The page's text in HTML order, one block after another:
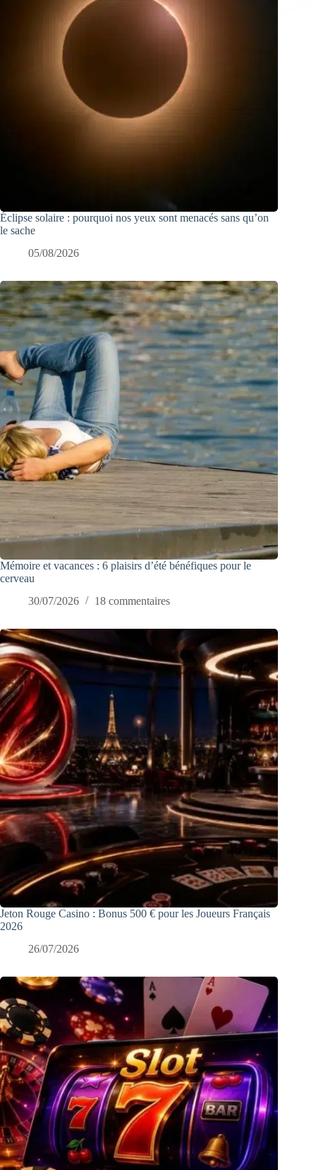
Éclipse solaire : pourquoi nos yeux sont menacés sans qu’on
le sache
05/08/2026
Mémoire et vacances : 6 plaisirs d’été bénéfiques pour le
cerveau
30/07/2026
18 commentaires
Jeton Rouge Casino : Bonus 500 € pour les Joueurs Français
2026
26/07/2026